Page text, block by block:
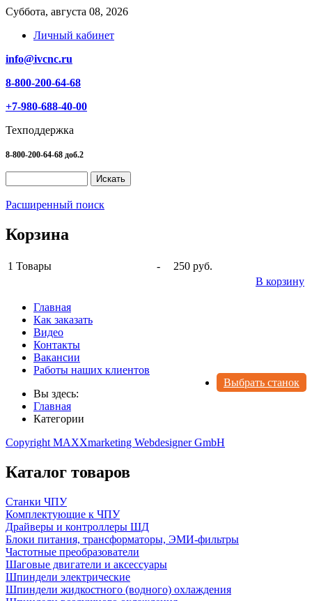
Суббота, августа 08, 2026
Личный кабинет
info@ivcnc.ru
8-800-200-64-68
+7-980-688-40-00
Техподдержка
8-800-200-64-68 доб.2
Расширенный поиск
Корзина
1 Товары -
250 руб.
В корзину
Главная
Как заказать
Видео
Контакты
Вакансии
Работы наших клиентов
Выбрать станок
Вы здесь:
Главная
Категории
Copyright MAXXmarketing Webdesigner GmbH
Каталог товаров
Станки ЧПУ
Комплектующие к ЧПУ
Драйверы и контроллеры ШД
Блоки питания, трансформаторы, ЭМИ-фильтры
Частотные преобразователи
Шаговые двигатели и аксессуары
Шпиндели электрические
Шпиндели жидкостного (водного) охлаждения